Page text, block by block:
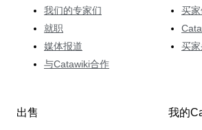
我们的专家们
就职
媒体报道
与Catawiki合作
买
买
出售 我的